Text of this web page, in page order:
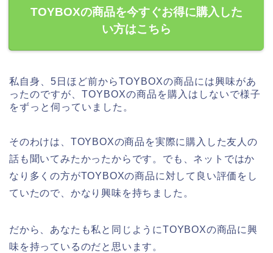
TOYBOXの商品を今すぐお得に購入した
い方はこちら
私自身、5日ほど前からTOYBOXの商品には興味があ
ったのですが、TOYBOXの商品を購入はしないで様子
をずっと伺っていました。
そのわけは、TOYBOXの商品を実際に購入した友人の
話も聞いてみたかったからです。でも、ネットではか
なり多くの方がTOYBOXの商品に対して良い評価をし
ていたので、かなり興味を持ちました。
だから、あなたも私と同じようにTOYBOXの商品に興
味を持っているのだと思います。